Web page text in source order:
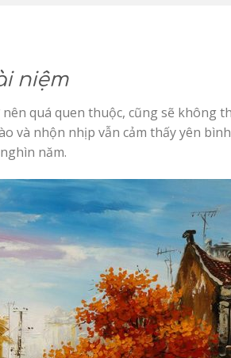
niệm
quá quen thuộc, cũng sẽ không
và nhộn nhịp vẫn cảm thấy yên
năm.